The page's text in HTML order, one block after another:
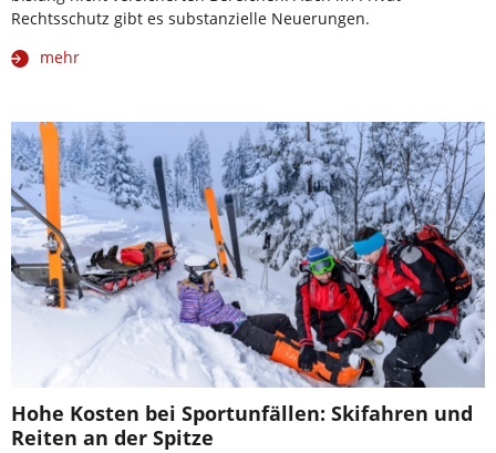
Rechtsschutz gibt es substanzielle Neuerungen.
mehr
Hohe Kosten bei Sportunfällen: Skifahren und
Reiten an der Spitze